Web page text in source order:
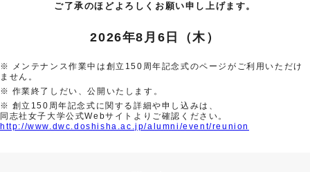
ご了承のほどよろしくお願い申し上げます。
2026年8月6日（木）
メンテナンス作業中は創立150周年記念式のページがご利用いただけ
ません。
作業終了しだい、公開いたします。
創立150周年記念式に関する詳細や申し込みは、
同志社女子大学公式Webサイトよりご確認ください。
http://www.dwc.doshisha.ac.jp/alumni/event/reunion